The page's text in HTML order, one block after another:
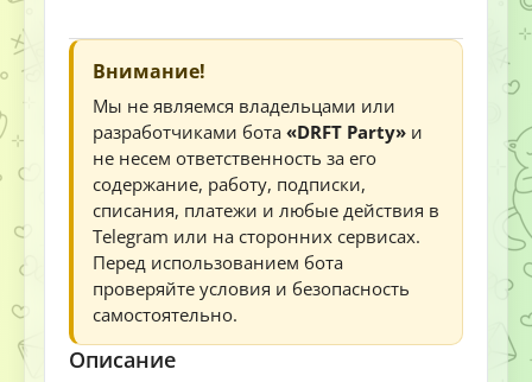
Внимание!
Мы не являемся владельцами или
разработчиками бота «DRFT Party» и
не несем ответственность за его
содержание, работу, подписки,
списания, платежи и любые действия в
Telegram или на сторонних сервисах.
Перед использованием бота
проверяйте условия и безопасность
самостоятельно.
Описание